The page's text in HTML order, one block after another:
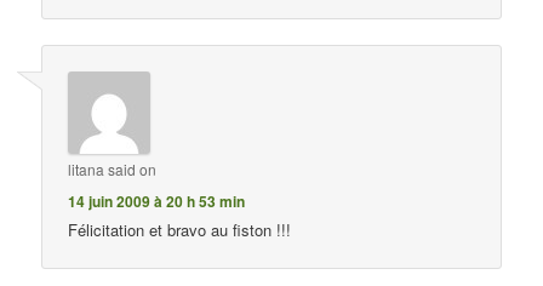
litana said on
14 juin 2009 à 20 h 53 min
Félicitation et bravo au fiston !!!